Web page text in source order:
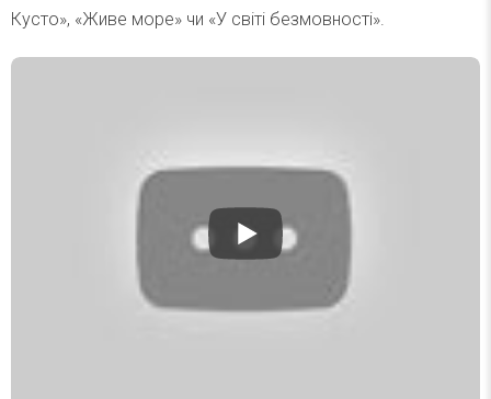
Кусто», «Живе море» чи «У світі безмовності».